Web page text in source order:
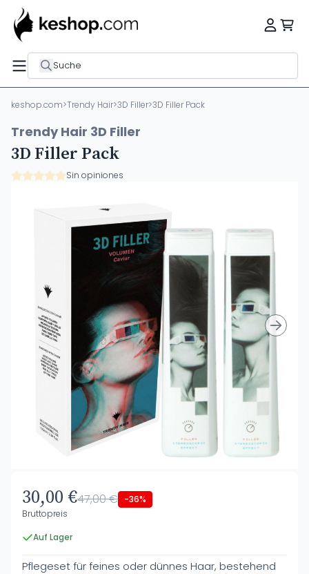
Suche
keshop.com>Trendy Hair>3D Filler>3D Filler Pack
Trendy Hair 3D Filler
3D Filler Pack
Sin opiniones
30,00 €47,00 € -36%
Bruttopreis
Auf Lager
Pflegeset für feines oder dünnes Haar, bestehend